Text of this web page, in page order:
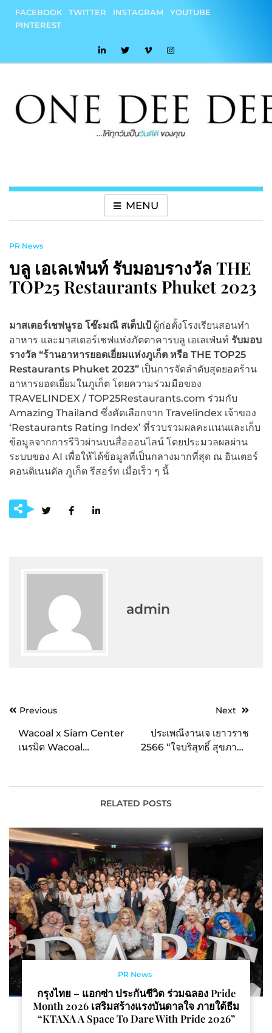
content
FACEBOOK TWITTER INSTAGRAM
YOUTUBE
PINTEREST
MENU
PR News
บลู เอเลเฟ่นท์ รับมอบรางวัล THE
TOP25 Restaurants Phuket 2023
มาสเตอร์เชฟนูรอ โซ๊ะมณี สเต็ปเป้ ผู้ก่อตั้งโรงเรียนสอนทำ
อาหาร และมาสเตอร์เชฟแห่งภัตตาคารบลู เอเลเฟ่นท์ รับมอบ
รางวัล “ร้านอาหารยอดเยี่ยมแห่งภูเก็ต หรือ THE TOP25
Restaurants Phuket 2023” เป็นการจัดลำดับสุดยอดร้าน
อาหารยอดเยี่ยมในภูเก็ต โดยความร่วมมือของ
TRAVELINDEX / TOP25Restaurants.com ร่วมกับ
Amazing Thailand ซึ่งคัดเลือกจาก Travelindex เจ้าของ
‘Restaurants Rating Index’ ที่รวบรวมผลคะเเนนเเละเก็บ
ข้อมูลจากการรีวิวผ่านบนสื่อออนไลน์ โดยประมวลผลผ่าน
ระบบของ AI เพื่อให้ได้ข้อมูลที่เป็นกลางมากที่สุด ณ อินเตอร์
คอนติเนนตัล ภูเก็ต รีสอร์ท เมื่อเร็ว ๆ นี้
admin
PostPrevious
Wacoal x Siam Center
เนรมิต Wacoal
พลังแห่งความหลากหลาย
จากกระแสกางเกงในชาย
ทางการขาย จากออนไลน์
สู่ออนกราวน์
Next
ประเพณีงานเจ เยาวราช
2566 “ใจบริสุทธิ์ สุขภาพดี
RELATED POSTS
PR News
กรุงไทย – แอกซ่า ประกันชีวิต ร่วมฉลอง Pride
Month 2026 เสริมสร้างแรงบันดาลใจ ภายใต้ธีม
“KTAXA A Space To Dare With Pride 2026”